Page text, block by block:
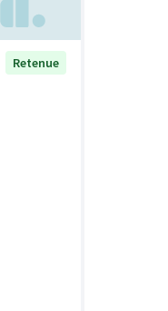
Retenue